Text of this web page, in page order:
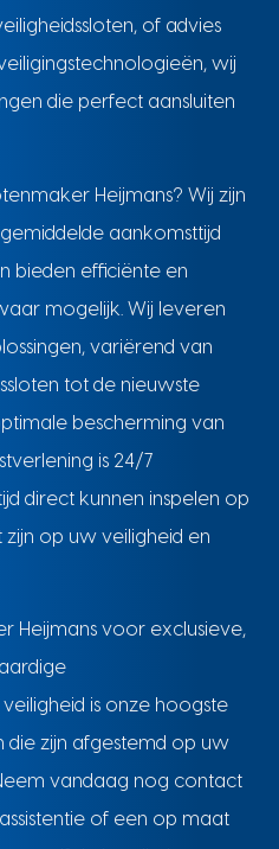
of advies
wij
die perfect aansluiten
Heijmans? Wij zijn
aankomsttijd
bieden efficiënte en
mogelijk. Wij leveren
variërend van
tot de nieuwste
bescherming van
is 24/7
direct kunnen inspelen op
op uw veiligheid en
Heijmans voor exclusieve,
is onze hoogste
die zijn afgestemd op uw
vandaag nog contact
of een op maat